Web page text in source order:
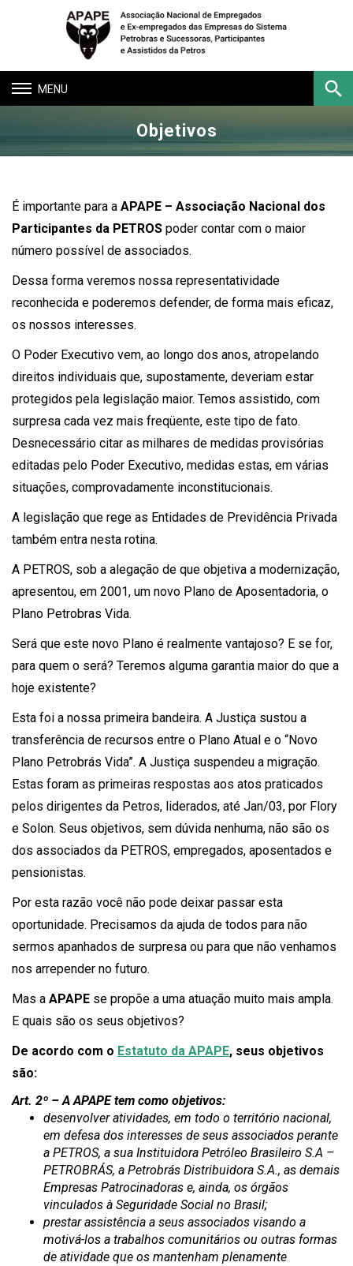
Toggle
navigation
Objetivos
É importante para a APAPE – Associação Nacional dos
Participantes da PETROS poder contar com o maior
número possível de associados.
Dessa forma veremos nossa representatividade
reconhecida e poderemos defender, de forma mais eficaz,
os nossos interesses.
O Poder Executivo vem, ao longo dos anos, atropelando
direitos individuais que, supostamente, deveriam estar
protegidos pela legislação maior. Temos assistido, com
surpresa cada vez mais freqüente, este tipo de fato.
Desnecessário citar as milhares de medidas provisórias
editadas pelo Poder Executivo, medidas estas, em várias
situações, comprovadamente inconstitucionais.
A legislação que rege as Entidades de Previdência Privada
também entra nesta rotina.
A PETROS, sob a alegação de que objetiva a modernização,
apresentou, em 2001, um novo Plano de Aposentadoria, o
Plano Petrobras Vida.
Será que este novo Plano é realmente vantajoso? E se for,
para quem o será? Teremos alguma garantia maior do que a
hoje existente?
Esta foi a nossa primeira bandeira. A Justiça sustou a
transferência de recursos entre o Plano Atual e o “Novo
Plano Petrobrás Vida”. A Justiça suspendeu a migração.
Estas foram as primeiras respostas aos atos praticados
pelos dirigentes da Petros, liderados, até Jan/03, por Flory
e Solon. Seus objetivos, sem dúvida nenhuma, não são os
dos associados da PETROS, empregados, aposentados e
pensionistas.
Por esta razão você não pode deixar passar esta
oportunidade. Precisamos da ajuda de todos para não
sermos apanhados de surpresa ou para que não venhamos
nos arrepender no futuro.
Mas a APAPE se propõe a uma atuação muito mais ampla.
E quais são os seus objetivos?
De acordo com o Estatuto da APAPE, seus objetivos
são:
Art. 2º – AAPAPEtem como objetivos:
desenvolver atividades, em todo o território nacional,
em defesa dos interesses de seus associados perante
a PETROS, a sua Instituidora Petróleo Brasileiro S.A –
PETROBRÁS, a Petrobrás Distribuidora S.A., as demais
Empresas Patrocinadoras e, ainda, os órgãos
vinculados à Seguridade Social no Brasil;
prestar assistência a seus associados visando a
motivá-los a trabalhos comunitários ou outras formas
de atividade que os mantenham plenamente